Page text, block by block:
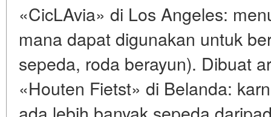
«CicLAvia» di Los Angeles:
mana dapat digunakan untuk
sepeda, roda berayun). Dibuat
«Houten Fietst» di Belanda: